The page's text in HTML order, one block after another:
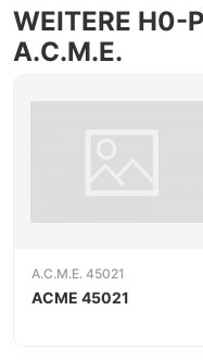
WEITERE H0-
A.C.M.E.
A.C.M.E. 45021
ACME 45021